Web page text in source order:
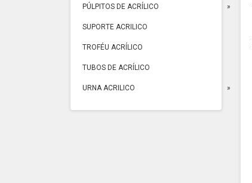
PÚLPITOS DE ACRÍLICO
SUPORTE ACRILICO
TROFÉU ACRÍLICO
TUBOS DE ACRÍLICO
URNA ACRILICO